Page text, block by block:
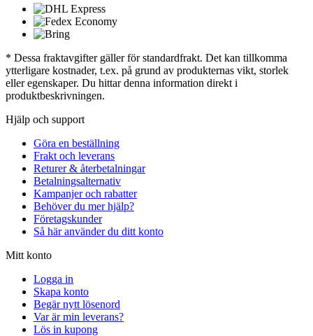
* Dessa fraktavgifter gäller för standardfrakt. Det kan tillkomma
ytterligare kostnader, t.ex. på grund av produkternas vikt, storlek
eller egenskaper. Du hittar denna information direkt i
produktbeskrivningen.
Hjälp och support
Göra en beställning
Frakt och leverans
Returer & återbetalningar
Betalningsalternativ
Kampanjer och rabatter
Behöver du mer hjälp?
Företagskunder
Så här använder du ditt konto
Mitt konto
Logga in
Skapa konto
Begär nytt lösenord
Var är min leverans?
Lös in kupong